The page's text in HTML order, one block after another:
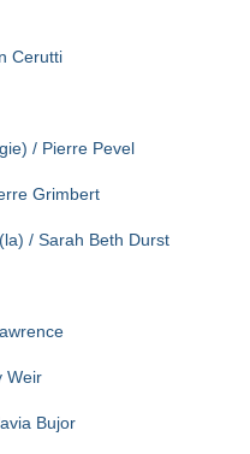
Cerutti
/ Pierre Pevel
Grimbert
/ Sarah Beth Durst
Weir
Bujor